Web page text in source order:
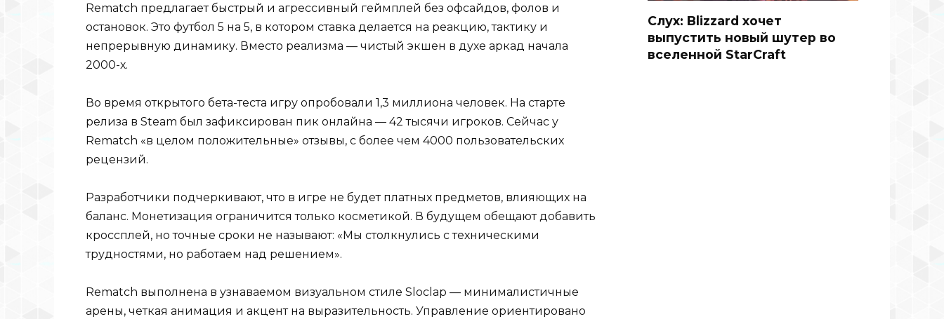
Rematch предлагает быстрый и агрессивный геймплей без офсайдов, фолов и
остановок. Это футбол 5 на 5, в котором ставка делается на реакцию, тактику и
непрерывную динамику. Вместо реализма — чистый экшен в духе аркад начала
2000-х.
Во время открытого бета-теста игру опробовали 1,3 миллиона человек. На старте
релиза в Steam был зафиксирован пик онлайна — 42 тысячи игроков. Сейчас у
Rematch «в целом положительные» отзывы, с более чем 4000 пользовательских
рецензий.
Разработчики подчеркивают, что в игре не будет платных предметов, влияющих на
баланс. Монетизация ограничится только косметикой. В будущем обещают добавить
кроссплей, но точные сроки не называют: «Мы столкнулись с техническими
трудностями, но работаем над решением».
Rematch выполнена в узнаваемом визуальном стиле Sloclap — минималистичные
арены, четкая анимация и акцент на выразительность. Управление ориентировано
Слух: Blizzard хочет
выпустить новый шутер во
вселенной StarCraft